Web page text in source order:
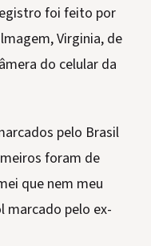
foi feito por
Virginia, de
do celular da
pelo Brasil
foram de
que nem meu
marcado pelo ex-